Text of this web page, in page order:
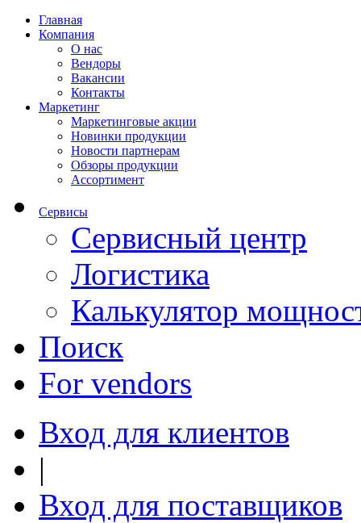
Главная
Компания
О нас
Вендоры
Вакансии
Контакты
Маркетинг
Маркетинговые акции
Новинки продукции
Новости партнерам
Обзоры продукции
Ассортимент
Сервисы
Сервисный центр
Логистика
Калькулятор
Поиск
For vendors
Вход для клиентов
|
Вход для поставщиков